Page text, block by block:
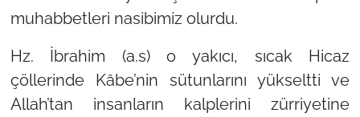
muhabbetleri nasibimiz olurdu.
Hz. İbrahim (a.s) o yakıcı, sıcak Hicaz
çöllerinde Kâbe’nin sütunlarını yükseltti ve
Allah’tan insanların kalplerini zürriyetine